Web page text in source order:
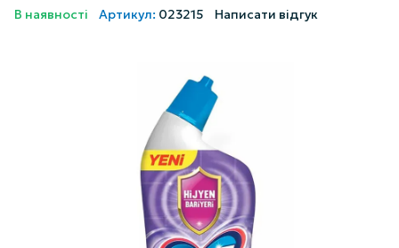
В наявності Артикул: 023215 Написати відгук